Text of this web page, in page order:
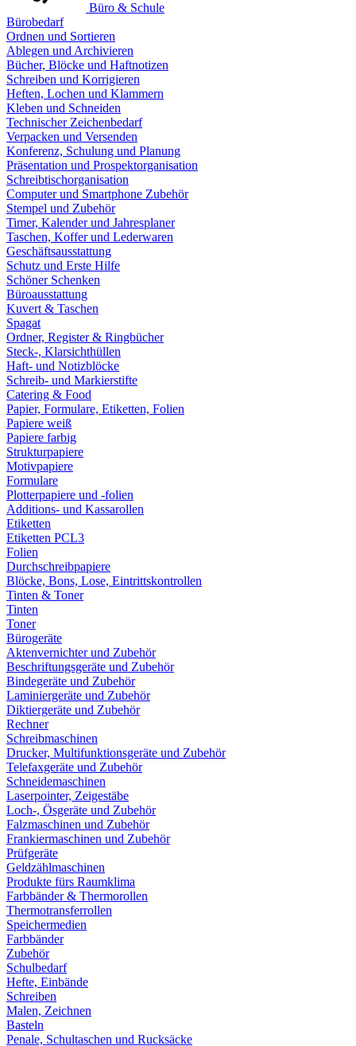
Büro & Schule
Bürobedarf
Ordnen und Sortieren
Ablegen und Archivieren
Bücher, Blöcke und Haftnotizen
Schreiben und Korrigieren
Heften, Lochen und Klammern
Kleben und Schneiden
Technischer Zeichenbedarf
Verpacken und Versenden
Konferenz, Schulung und Planung
Präsentation und Prospektorganisation
Schreibtischorganisation
Computer und Smartphone Zubehör
Stempel und Zubehör
Timer, Kalender und Jahresplaner
Taschen, Koffer und Lederwaren
Geschäftsausstattung
Schutz und Erste Hilfe
Schöner Schenken
Büroausstattung
Kuvert & Taschen
Spagat
Ordner, Register & Ringbücher
Steck-, Klarsichthüllen
Haft- und Notizblöcke
Schreib- und Markierstifte
Catering & Food
Papier, Formulare, Etiketten, Folien
Papiere weiß
Papiere farbig
Strukturpapiere
Motivpapiere
Formulare
Plotterpapiere und -folien
Additions- und Kassarollen
Etiketten
Etiketten PCL3
Folien
Durchschreibpapiere
Blöcke, Bons, Lose, Eintrittskontrollen
Tinten & Toner
Tinten
Toner
Bürogeräte
Aktenvernichter und Zubehör
Beschriftungsgeräte und Zubehör
Bindegeräte und Zubehör
Laminiergeräte und Zubehör
Diktiergeräte und Zubehör
Rechner
Schreibmaschinen
Drucker, Multifunktionsgeräte und Zubehör
Telefaxgeräte und Zubehör
Schneidemaschinen
Laserpointer, Zeigestäbe
Loch-, Ösgeräte und Zubehör
Falzmaschinen und Zubehör
Frankiermaschinen und Zubehör
Prüfgeräte
Geldzählmaschinen
Produkte fürs Raumklima
Farbbänder & Thermorollen
Thermotransferrollen
Speichermedien
Farbbänder
Zubehör
Schulbedarf
Hefte, Einbände
Schreiben
Malen, Zeichnen
Basteln
Penale, Schultaschen und Rucksäcke